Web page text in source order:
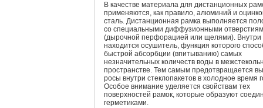
В качестве материала для дистанционных
применяются, как правило, алюминий и
сталь. Дистанционная рамка выполняется
со специальными диффузионными
(дырочной перфорацией или щелями). Внутри
находится осушитель, функция которого
быстрой абсорбции (впитыванию) самых
незначительных количеств воды в
пространстве. Тем самым предотвращается
росы внутри стеклопакетов в холодное время
Особое внимание уделяется свойствам тех
поверхностей рамок, которые образуют
герметиками.